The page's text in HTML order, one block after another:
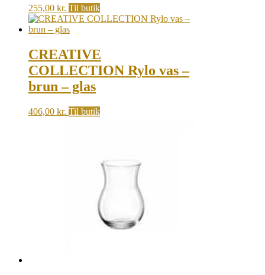
255,00 kr. Til butik
CREATIVE
COLLECTION Rylo vas –
brun – glas
406,00 kr. Til butik